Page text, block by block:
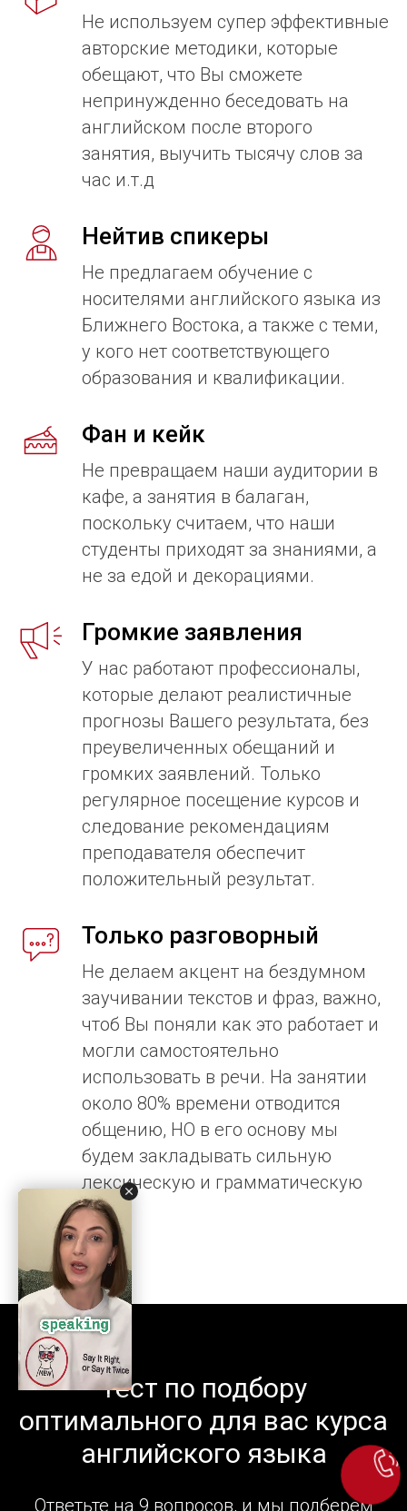
Не используем супер эффективные
авторские методики, которые
обещают, что Вы сможете
непринужденно беседовать на
английском после второго
занятия, выучить тысячу слов за
час и.т.д
Нейтив спикеры
Не предлагаем обучение с
носителями английского языка из
Ближнего Востока, а также с теми,
у кого нет соответствующего
образования и квалификации.
Фан и кейк
Не превращаем наши аудитории в
кафе, а занятия в балаган,
поскольку считаем, что наши
студенты приходят за знаниями, а
не за едой и декорациями.
Громкие заявления
У нас работают профессионалы,
которые делают реалистичные
прогнозы Вашего результата, без
преувеличенных обещаний и
громких заявлений. Только
регулярное посещение курсов и
следование рекомендациям
преподавателя обеспечит
положительный результат.
Только разговорный
Не делаем акцент на бездумном
заучивании текстов и фраз, важно,
чтоб Вы поняли как это работает и
могли самостоятельно
использовать в речи. На занятии
около 80% времени отводится
общению, НО в его основу мы
будем закладывать сильную
лексическую и грамматическую
базы.
Тест по подбору
оптимального для вас курса
английского языка
Ответьте на 9 вопросов, и мы подберем